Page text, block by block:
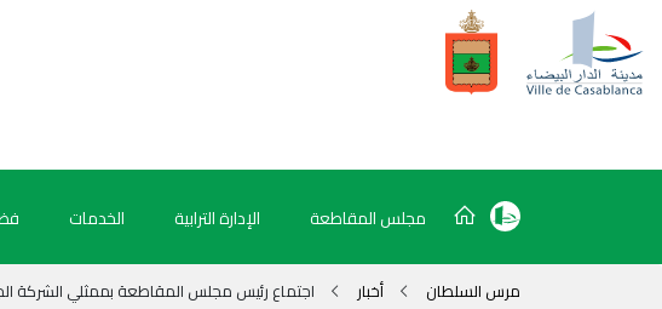
مجلس المقاطعة الإدارة الترابية الخدمات
مرس السلطان أخبار اجتماع رئيس مجلس المقاطعة بممثلي الشركة